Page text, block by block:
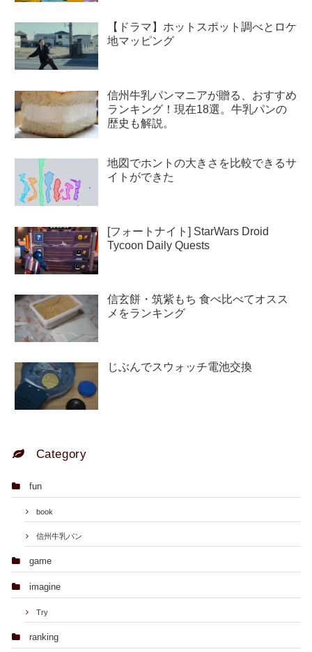
【ドラマ】ホットスポット調べとロケ
地マッピング
信州牛乳パンマニアが贈る、おすすめ
ランキング！現在18選。牛乳パンの
歴史も解説。
地図でホントの大きさを比較できるサ
イトができた
[フォートナイト] StarWars Droid
Tycoon Daily Quests
信玄餅・筑紫もち 食べ比べてオスス
メをランキング
じぶんでスウォッチ電池交換
Category
fun
book
信州牛乳パン
game
imagine
Try
ranking